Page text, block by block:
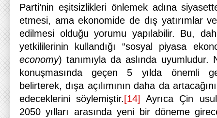
Parti’nin eşitsizlikleri önlemek adına
etmesi, ama ekonomide de dış yatırımlar
edilmesi olduğu yorumu yapılabilir. Bu,
yetkililerinin kullandığı “sosyal piyasa
economy) tanımıyla da aslında uyumludur.
konuşmasında geçen 5 yılda önemli
belirterek, dışa açılımının daha da
edeceklerini söylemiştir. [14]
Ayrıca Çin
2050 yılları arasında yeni bir döneme